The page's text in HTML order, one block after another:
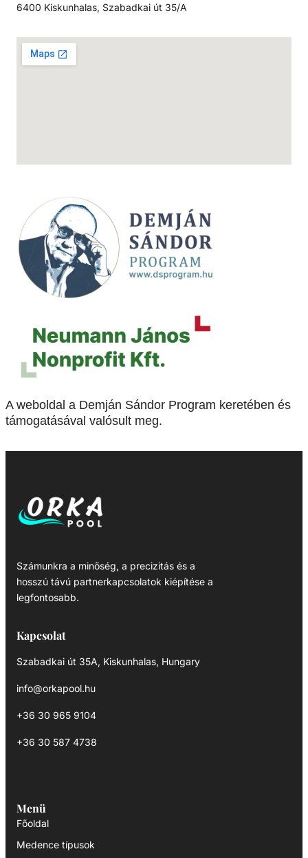
6400 Kiskunhalas, Szabadkai út 35/A
A weboldal a Demján Sándor Program keretében és
támogatásával valósult meg.
Számunkra a minőség, a precizitás és a
hosszú távú partnerkapcsolatok kiépítése a
legfontosabb.
Kapcsolat
Szabadkai út 35A, Kiskunhalas, Hungary
info@orkapool.hu
+36 30 965 9104
+36 30 587 4738
Menü
Főoldal
Medence típusok